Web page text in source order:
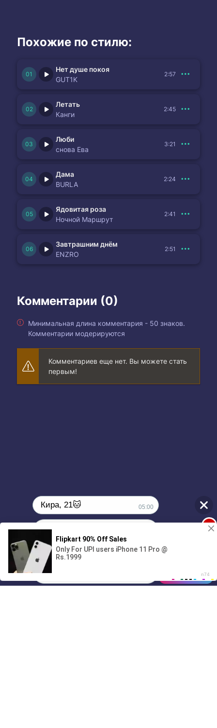
Похожие по стилю:
Нет душе покоя
GUT1K
2:57
Летать
Канги
2:45
Люби
снова Ева
3:21
Дама
BURLA
2:24
Ядовитая роза
Ночной Маршрут
2:41
Завтрашним днём
ENZRO
2:51
Комментарии (0)
Минимальная длина комментария - 50 знаков.
Комментарии модерируются
Комментариев еще нет. Вы можете стать
первым!
01/07
00:00
Кира, 21🐱 05:00
Поиграешь со мной? 💖🐾 1